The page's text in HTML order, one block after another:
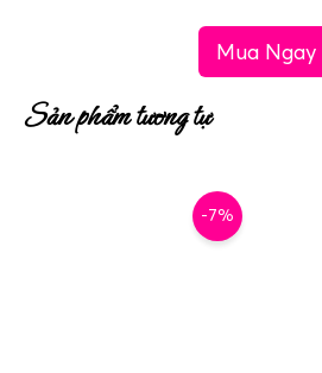
Mua Ngay
Sản phẩm tương tự
-7%